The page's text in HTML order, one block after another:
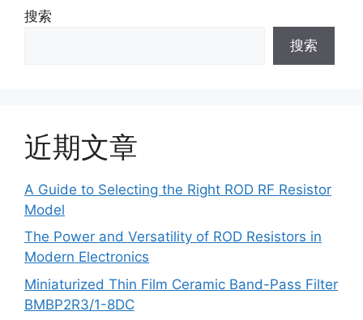
搜索
搜索
近期文章
A Guide to Selecting the Right ROD RF Resistor
Model
The Power and Versatility of ROD Resistors in
Modern Electronics
Miniaturized Thin Film Ceramic Band-Pass Filter
BMBP2R3/1-8DC